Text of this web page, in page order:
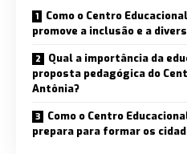
Como o Centro
promove a inclusão e a
Qual a importância da
proposta pedagógica do
Antônia?
Como o Centro
prepara para formar os